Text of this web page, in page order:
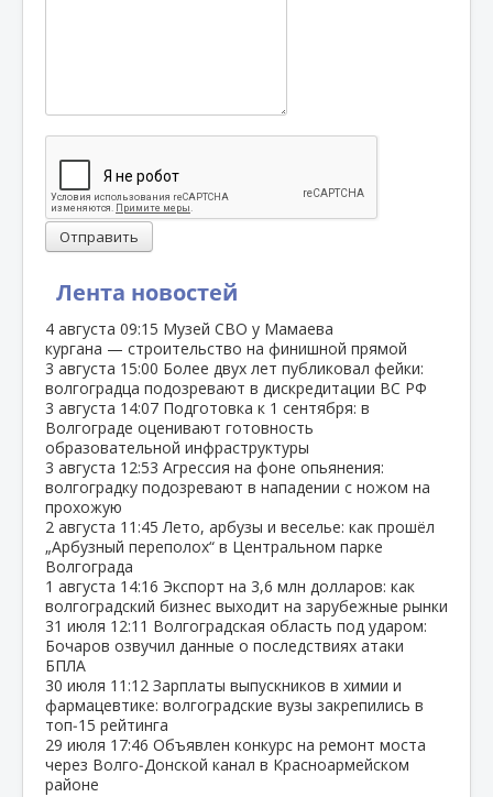
Лента новостей
4 августа 09:15 Музей СВО у Мамаева
кургана — строительство на финишной прямой
3 августа 15:00 Более двух лет публиковал фейки:
волгоградца подозревают в дискредитации ВС РФ
3 августа 14:07 Подготовка к 1 сентября: в
Волгограде оценивают готовность
образовательной инфраструктуры
3 августа 12:53 Агрессия на фоне опьянения:
волгоградку подозревают в нападении с ножом на
прохожую
2 августа 11:45 Лето, арбузы и веселье: как прошёл
„Арбузный переполох“ в Центральном парке
Волгограда
1 августа 14:16 Экспорт на 3,6 млн долларов: как
волгоградский бизнес выходит на зарубежные рынки
31 июля 12:11 Волгоградская область под ударом:
Бочаров озвучил данные о последствиях атаки
БПЛА
30 июля 11:12 Зарплаты выпускников в химии и
фармацевтике: волгоградские вузы закрепились в
топ‑15 рейтинга
29 июля 17:46 Объявлен конкурс на ремонт моста
через Волго‑Донской канал в Красноармейском
районе
Отправить